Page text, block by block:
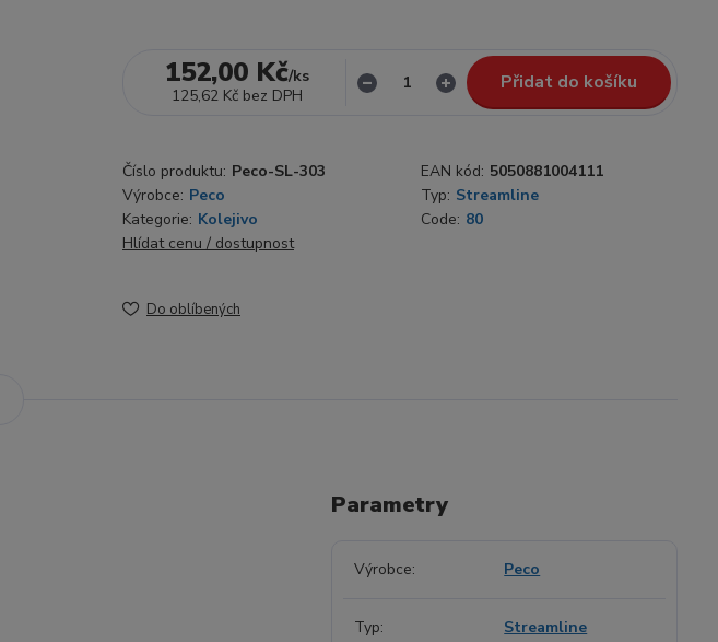
152,00 Kč/ks
125,62 Kč bez DPH
Přidat do košíku
Číslo produktu: Peco-SL-303 EAN kód: 5050881004111
Výrobce: Peco Typ: Streamline
Kategorie: Kolejivo Code: 80
Hlídat cenu / dostupnost
Do oblíbených
Parametry
Výrobce Peco
Typ Streamline